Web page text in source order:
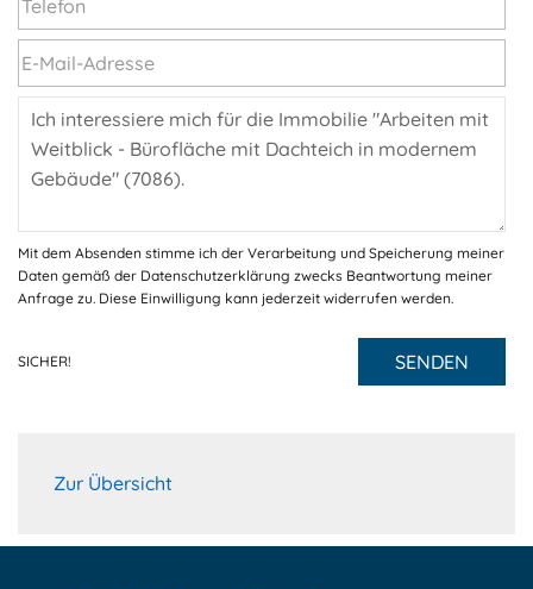
Mit dem Absenden stimme ich der Verarbeitung und Speicherung meiner
Daten gemäß der Datenschutzerklärung zwecks Beantwortung meiner
Anfrage zu. Diese Einwilligung kann jederzeit widerrufen werden.
SICHER! SENDEN
Zur Übersicht